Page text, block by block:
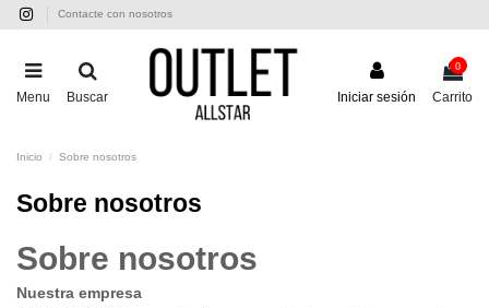
Contacte con nosotros
Menu Buscar Iniciar sesión
0
Carrito
Inicio Sobre nosotros
Sobre nosotros
Sobre nosotros
Nuestra empresa